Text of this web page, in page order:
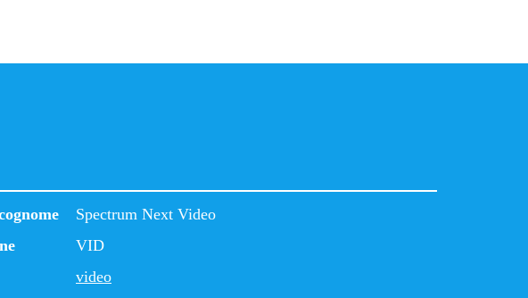
Spectrum Next Video
VID
video